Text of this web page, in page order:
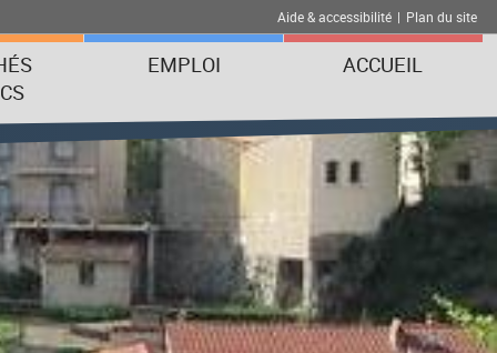
Aide & accessibilité | Plan du site
EMPLOI ACCUEIL